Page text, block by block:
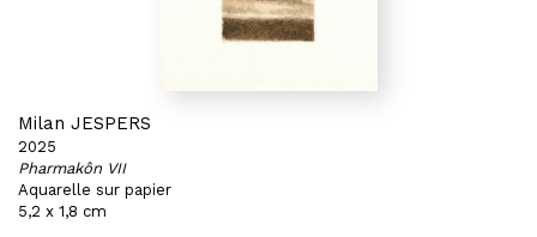
Milan JESPERS
2025
Pharmakôn VII
Aquarelle sur papier
5,2 x 1,8 cm